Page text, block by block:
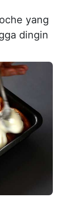
yang
dingin